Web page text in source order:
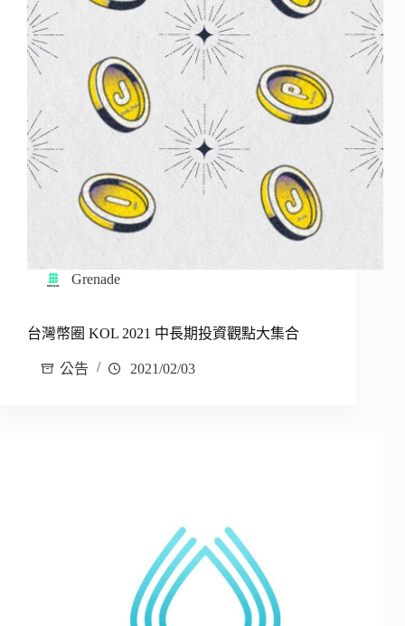
Grenade
台灣幣圈 KOL 2021 中長期投資觀點大集合
公告 2021/02/03